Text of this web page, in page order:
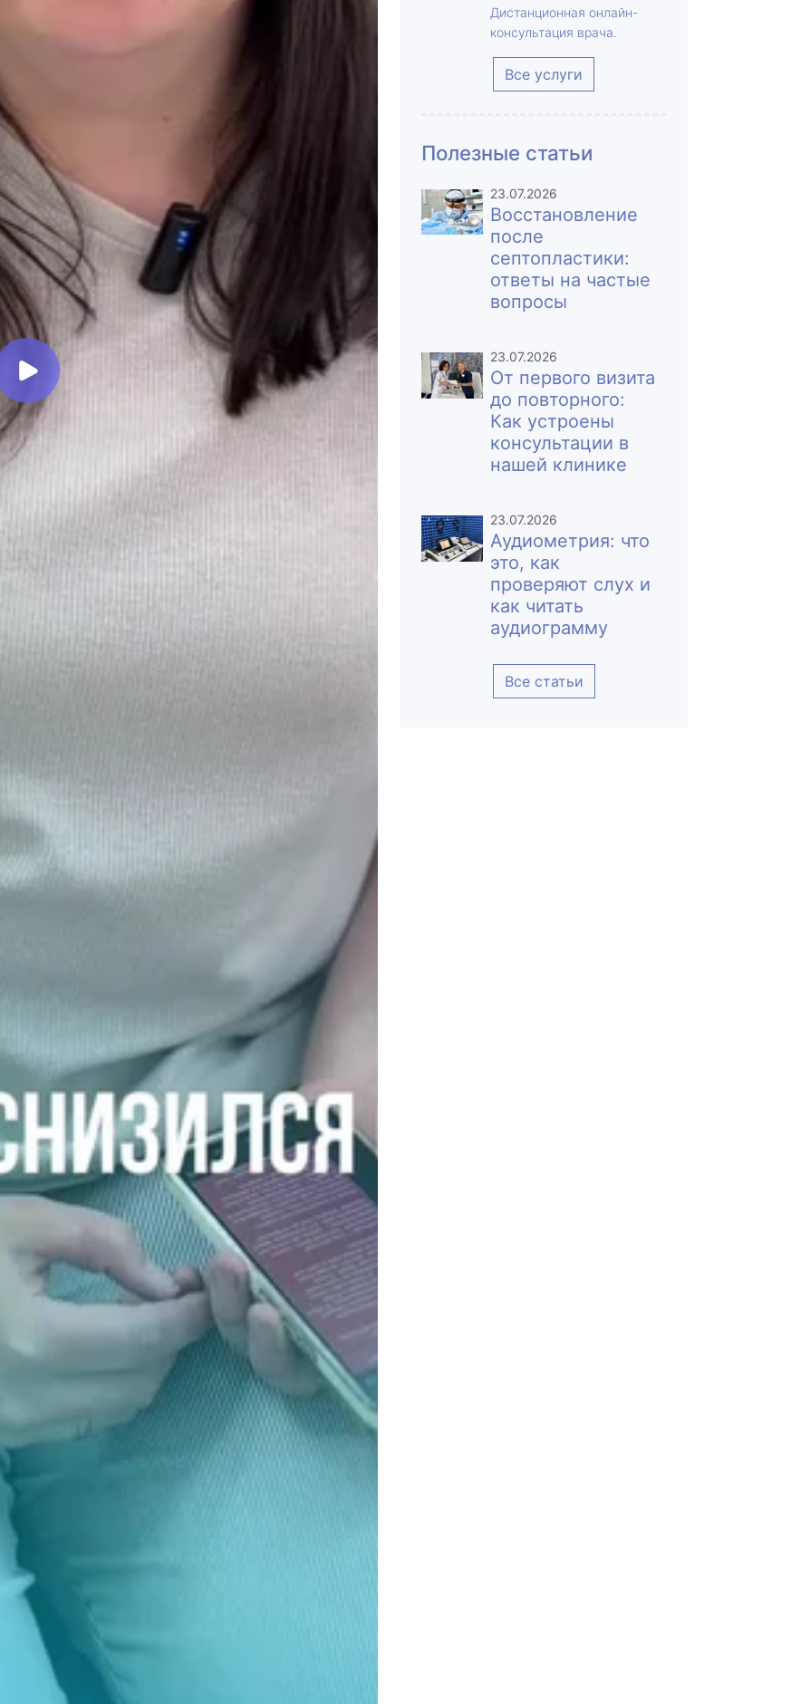
Дистанционная онлайн-
консультация врача.
Все услуги
Полезные статьи
23.07.2026
Восстановление
после
септопластики:
ответы на частые
вопросы
23.07.2026
От первого визита
до повторного:
Как устроены
консультации в
нашей клинике
23.07.2026
Аудиометрия: что
это, как
проверяют слух и
как читать
аудиограмму
Все статьи